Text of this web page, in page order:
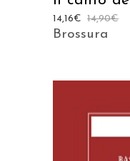
14,90€
14,16€
Brossura